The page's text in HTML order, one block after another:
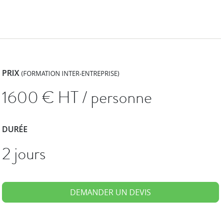
PRIX(FORMATION INTER-ENTREPRISE)
1600€ HT / personne
DURÉE
2 jours
DEMANDER UN DEVIS